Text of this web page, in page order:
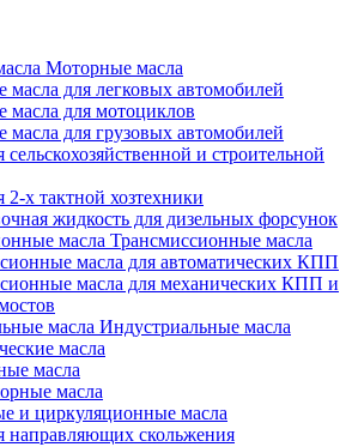
Моторные масла
для легковых автомобилей
масла для мотоциклов
для грузовых автомобилей
сельскохозяйственной и строительной
2-х тактной хозтехники
жидкость для дизельных форсунок
Трансмиссионные масла
масла для автоматических КПП
масла для механических КПП и
Индустриальные масла
масла
масла
масла
и циркуляционные масла
направляющих скольжения